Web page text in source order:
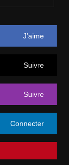
J’aime
Suivre
Suivre
Connecter